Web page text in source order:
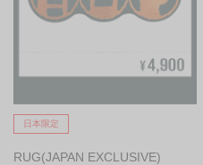
日本限定
RUG(JAPAN EXCLUSIVE)